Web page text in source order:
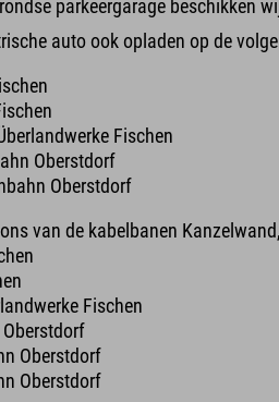
parkeergarage beschikken
auto ook opladen op de
Fischen
Oberstdorf
Oberstdorf
van de kabelbanen
Fischen
Oberstdorf
Oberstdorf